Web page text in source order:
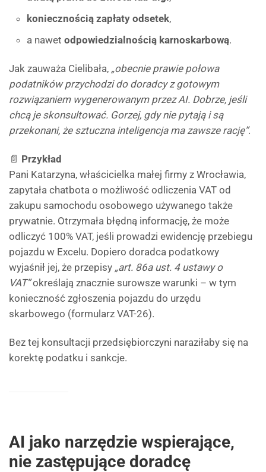
koniecznością zapłaty odsetek,
a nawet odpowiedzialnością karnoskarbową.
Jak zauważa Cielibała, „obecnie prawie połowa
podatników przychodzi do doradcy z gotowym
rozwiązaniem wygenerowanym przez AI. Dobrze, jeśli
chcą je skonsultować. Gorzej, gdy nie pytają i są
przekonani, że sztuczna inteligencja ma zawsze rację”.
📄 Przykład
Pani Katarzyna, właścicielka małej firmy z Wrocławia,
zapytała chatbota o możliwość odliczenia VAT od
zakupu samochodu osobowego używanego także
prywatnie. Otrzymała błędną informację, że może
odliczyć 100% VAT, jeśli prowadzi ewidencję przebiegu
pojazdu w Excelu. Dopiero doradca podatkowy
wyjaśnił jej, że przepisy „art. 86a ust. 4 ustawy o
VAT”określają znacznie surowsze warunki – w tym
konieczność zgłoszenia pojazdu do urzędu
skarbowego (formularz VAT-26).
Bez tej konsultacji przedsiębiorczyni naraziłaby się na
korektę podatku i sankcje.
AI jako narzędzie wspierające,
nie zastępujące doradcę